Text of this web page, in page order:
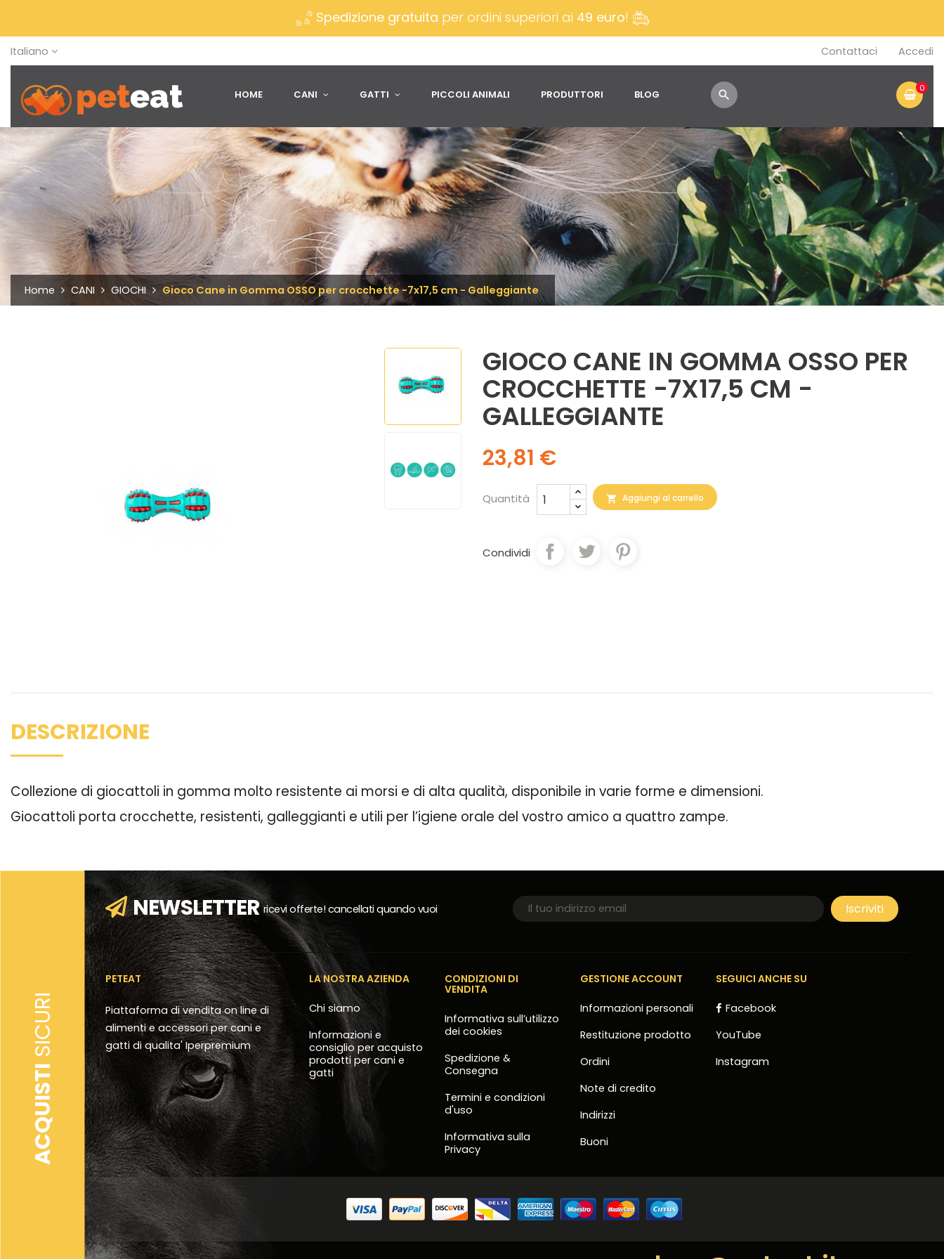
Spedizione gratuita per ordini superiori ai 49 euro!
Italiano Accedi
Contattaci
0

HOME CANI GATTI PICCOLI ANIMALI PRODUTTORI BLOG
Home CANI GIOCHI Gioco Cane in Gomma OSSO per crocchette -7x17,5 cm - Galleggiante
GIOCO CANE IN GOMMA OSSO PER
CROCCHETTE -7X17,5 CM -
GALLEGGIANTE
23,81 €
Quantità  Aggiungi al carrello
Condividi
DESCRIZIONE
Collezione di giocattoli in gomma molto resistente ai morsi e di alta qualità, disponibile in varie forme e dimensioni.
Giocattoli porta crocchette, resistenti, galleggianti e utili per l’igiene orale del vostro amico a quattro zampe.
ACQUISTI
SICURI
NEWSLETTER ricevi offerte! cancellati quando vuoi
PETEAT
Piattaforma di vendita on line di
alimenti e accessori per cani e
gatti di qualita' Iperpremium
LA NOSTRA AZIENDA
Chi siamo
Informazioni e
consiglio per acquisto
prodotti per cani e
gatti
CONDIZIONI DI
VENDITA
Informativa sull’utilizzo
dei cookies
Spedizione &
Consegna
Termini e condizioni
d'uso
Informativa sulla
Privacy
GESTIONE ACCOUNT
Informazioni personali
Restituzione prodotto
Ordini
Note di credito
Indirizzi
Buoni
SEGUICI ANCHE SU
Facebook
YouTube
Instagram